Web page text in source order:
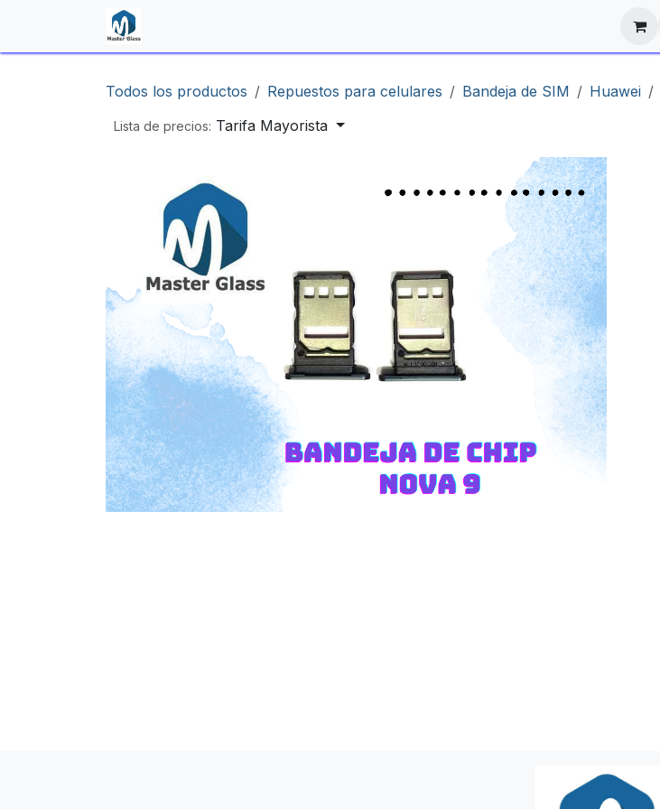
Todos los productos Repuestos para celulares Bandeja de SIM Huawei
Lista de precios: Tarifa Mayorista